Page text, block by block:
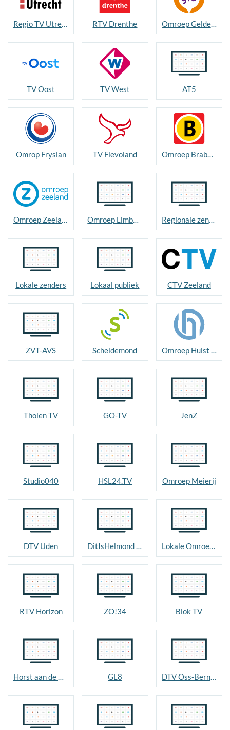
Regio TV Utrecht RTV Drenthe Omroep Gelderland
TV Oost TV West AT5
Omrop Fryslan TV Flevoland Omroep Brabant
Omroep Zeeland Omroep Limburg / L1 Regionale zenders
Lokale zenders Lokaal publiek CTV Zeeland
ZVT-AVS Scheldemond Omroep Hulst TV
Tholen TV GO-TV JenZ
Studio040 HSL24.TV Omroep Meierij
DTV Uden DitIsHelmond TV Lokale Omroep Nuenen
RTV Horizon ZO!34 Blok TV
Horst aan de Maas GL8 DTV Oss-Bernheze